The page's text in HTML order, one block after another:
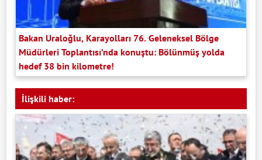
Bakan Uraloğlu, Karayolları 76. Geleneksel Bölge
Müdürleri Toplantısı’nda konuştu: Bölünmüş yolda
hedef 38 bin kilometre!
İlişkili haber: